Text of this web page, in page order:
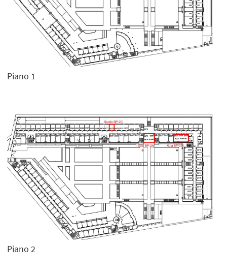
Piano 1
Piano 2